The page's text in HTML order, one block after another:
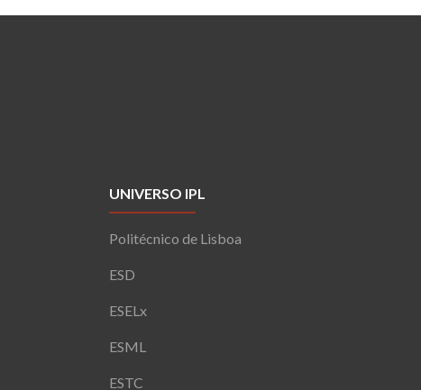
UNIVERSO IPL
Politécnico de Lisboa
ESD
ESELx
ESML
ESTC